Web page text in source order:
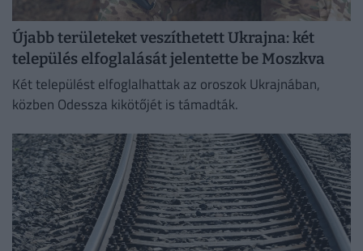
Újabb területeket veszíthetett Ukrajna: két
település elfoglalását jelentette be Moszkva
Két települést elfoglalhattak az oroszok Ukrajnában,
közben Odessza kikötőjét is támadták.